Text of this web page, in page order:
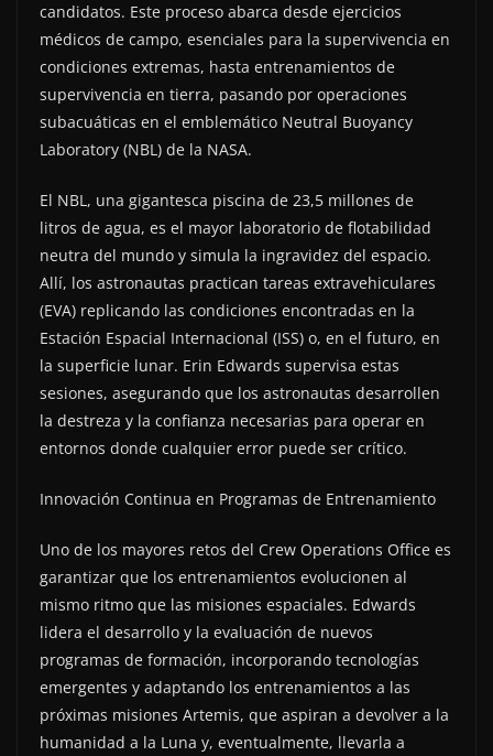
candidatos. Este proceso abarca desde ejercicios
médicos de campo, esenciales para la supervivencia en
condiciones extremas, hasta entrenamientos de
supervivencia en tierra, pasando por operaciones
subacuáticas en el emblemático Neutral Buoyancy
Laboratory (NBL) de la NASA.
El NBL, una gigantesca piscina de 23,5 millones de
litros de agua, es el mayor laboratorio de flotabilidad
neutra del mundo y simula la ingravidez del espacio.
Allí, los astronautas practican tareas extravehiculares
(EVA) replicando las condiciones encontradas en la
Estación Espacial Internacional (ISS) o, en el futuro, en
la superficie lunar. Erin Edwards supervisa estas
sesiones, asegurando que los astronautas desarrollen
la destreza y la confianza necesarias para operar en
entornos donde cualquier error puede ser crítico.
Innovación Continua en Programas de Entrenamiento
Uno de los mayores retos del Crew Operations Office es
garantizar que los entrenamientos evolucionen al
mismo ritmo que las misiones espaciales. Edwards
lidera el desarrollo y la evaluación de nuevos
programas de formación, incorporando tecnologías
emergentes y adaptando los entrenamientos a las
próximas misiones Artemis, que aspiran a devolver a la
humanidad a la Luna y, eventualmente, llevarla a